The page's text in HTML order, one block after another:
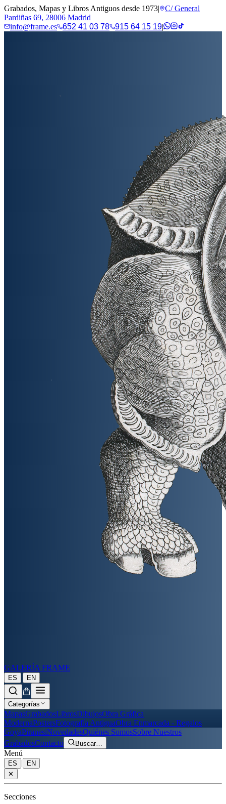
Grabados, Mapas y Libros Antiguos desde 1973|
C/ General
Pardiñas 69, 28006 Madrid
info@frame.es
652 41 03 78 915 64 15 19|
GALERÍA FRAME
ES | EN
Categorías
MapasGrabadosLibrosDibujosObra Gráfica
ModernaPostersFotografía AntiguaObra Enmarcada - Regalos
GoyaPiranesiNovedadesQuiénes SomosSobre Nuestros
GrabadosContacto Buscar…
Menú
ES |
EN
✕
Secciones